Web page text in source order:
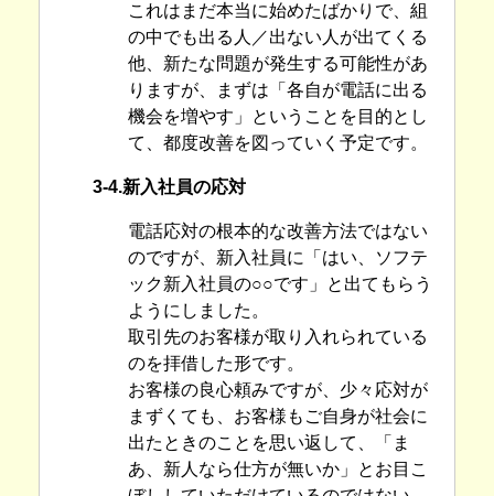
これはまだ本当に始めたばかりで、組
の中でも出る人／出ない人が出てくる
他、新たな問題が発生する可能性があ
りますが、まずは「各自が電話に出る
機会を増やす」ということを目的とし
て、都度改善を図っていく予定です。
3-4.新入社員の応対
電話応対の根本的な改善方法ではない
のですが、新入社員に「はい、ソフテ
ック新入社員の○○です」と出てもらう
ようにしました。
取引先のお客様が取り入れられている
のを拝借した形です。
お客様の良心頼みですが、少々応対が
まずくても、お客様もご自身が社会に
出たときのことを思い返して、「ま
あ、新人なら仕方が無いか」とお目こ